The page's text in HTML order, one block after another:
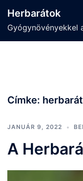
content
Herbarátok
Gyógynövényekkel
Címke:
JANUÁR 9, 2022
A